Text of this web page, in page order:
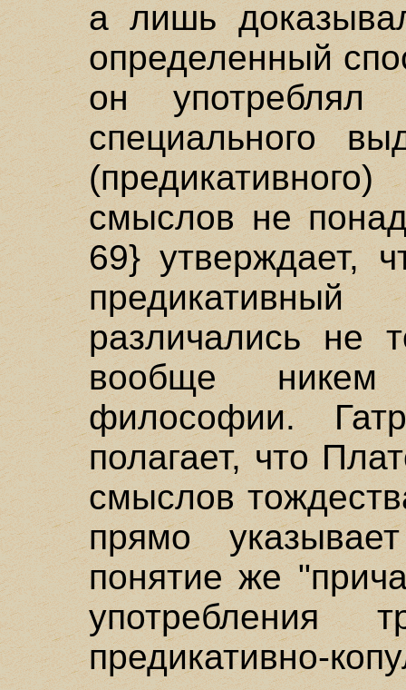
а лишь
определенный
он употреблял
специального
смыслов не
69} утверждает,
различались не
вообще никем
философии.
полагает, что
смыслов
прямо
понятие же
употребления
предикативно-